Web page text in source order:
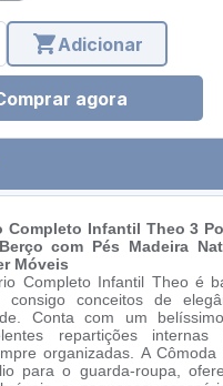
Adicionar
agora
Completo Infantil Theo 3
com Pés Madeira
Móveis
Completo Infantil Theo é
consigo conceitos de
Conta com um
repartições internas
organizadas. A
para o guarda-roupa,